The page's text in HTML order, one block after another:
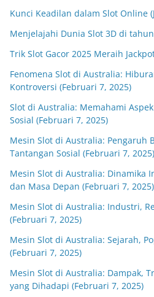
Kunci Keadilan dalam Slot Online
Menjelajahi Dunia Slot 3D di
Trik Slot Gacor 2025 Meraih
Fenomena Slot di Australia:
Kontroversi (Februari 7, 2025)
Slot di Australia: Memahami
Sosial (Februari 7, 2025)
Mesin Slot di Australia: Pengaruh
Tantangan Sosial (Februari 7, 2025)
Mesin Slot di Australia: Dinamika
dan Masa Depan (Februari 7, 2025)
Mesin Slot di Australia: Industri,
(Februari 7, 2025)
Mesin Slot di Australia: Sejarah,
(Februari 7, 2025)
Mesin Slot di Australia: Dampak,
yang Dihadapi (Februari 7, 2025)